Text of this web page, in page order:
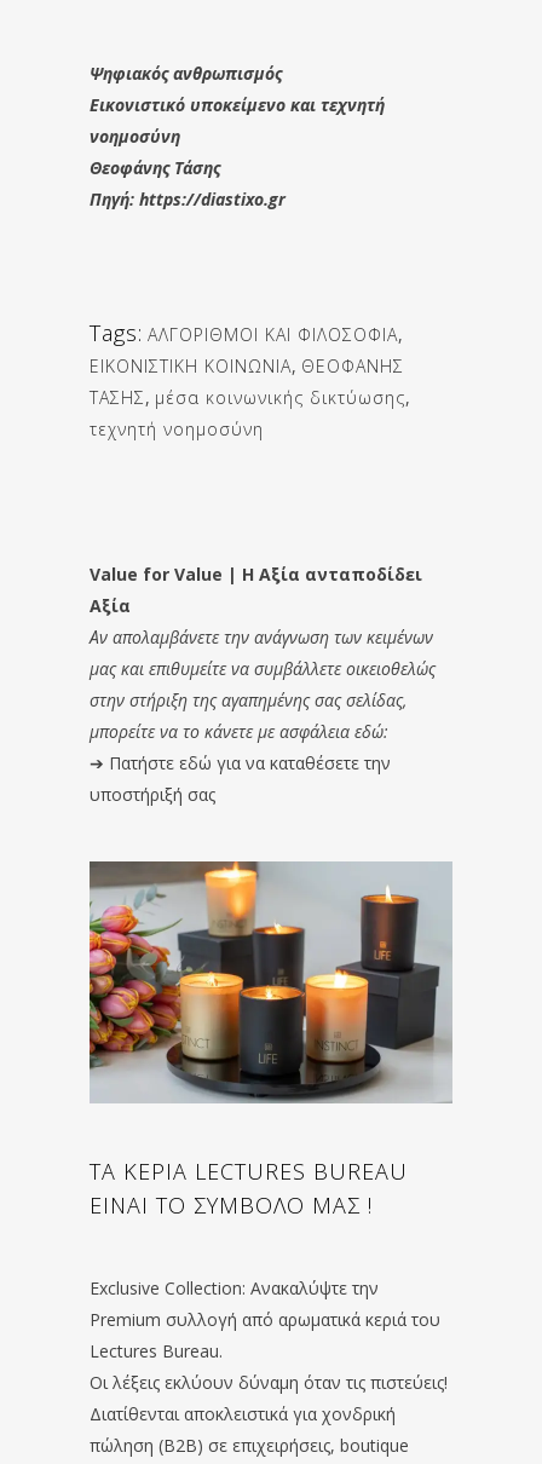
Ψηφιακός ανθρωπισμός
Εικονιστικό υποκείμενο και τεχνητή
νοημοσύνη
Θεοφάνης Τάσης
Πηγή: https://diastixo.gr
Tags: ΑΛΓΟΡΙΘΜΟΙ ΚΑΙ ΦΙΛΟΣΟΦΙΑ,
ΕΙΚΟΝΙΣΤΙΚΗ ΚΟΙΝΩΝΙΑ, ΘΕΟΦΑΝΗΣ
ΤΑΣΗΣ, μέσα κοινωνικής δικτύωσης,
τεχνητή νοημοσύνη
Value for Value | Η Αξία ανταποδίδει
Αξία
Αν απολαμβάνετε την ανάγνωση των κειμένων
μας και επιθυμείτε να συμβάλλετε οικειοθελώς
στην στήριξη της αγαπημένης σας σελίδας,
μπορείτε να το κάνετε με ασφάλεια εδώ:
➔ Πατήστε εδώ για να καταθέσετε την
υποστήριξή σας
ΤΑ ΚΕΡΙΑ LECTURES BUREAU
ΕΙΝΑΙ ΤΟ ΣΥΜΒΟΛΟ ΜΑΣ !
Exclusive Collection: Ανακαλύψτε την
Premium συλλογή από αρωματικά κεριά του
Lectures Bureau.
Οι λέξεις εκλύουν δύναμη όταν τις πιστεύεις!
Διατίθενται αποκλειστικά για χονδρική
πώληση (B2B) σε επιχειρήσεις, boutique